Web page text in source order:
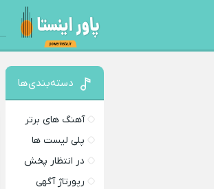
دسته‌بندی‌ها
آهنگ های برتر
پلی لیست ها
در انتظار پخش
رپورتاژ آگهی